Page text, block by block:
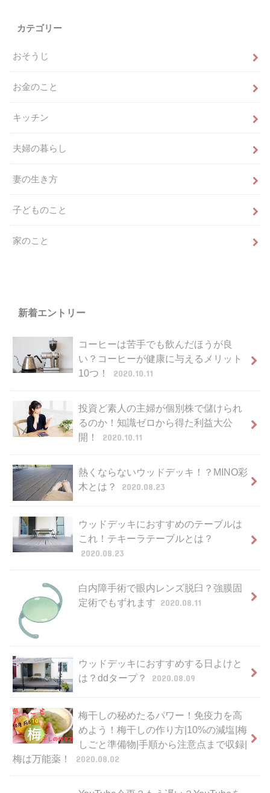
カテゴリー
おそうじ
お金のこと
キッチン
夫婦の暮らし
妻の生き方
子どものこと
家のこと
新着エントリー
コーヒーは苦手でも飲んだほうが良
い？コーヒーが健康に与えるメリット
10つ！
2020.10.11
投資ど素人の主婦が個別株で儲けられ
るのか！知識ゼロから得た利益大公
開！
2020.10.11
熱くならないウッドデッキ！？MINO彩
木とは？
2020.08.23
ウッドデッキにおすすめのテーブルは
これ！テキーラテーブルとは？
2020.08.23
白内障手術で眼内レンズ脱臼？強膜固
定術でもずれます 2020.08.11
ウッドデッキにおすすめする日よけと
は？ddタープ？
2020.08.09
梅干しの秘めたるパワー！免疫力を高
めよう！梅干しの作り方|10%の減塩|梅
しごと準備物|手順から注意点まで収録|
梅は万能薬！
2020.08.02